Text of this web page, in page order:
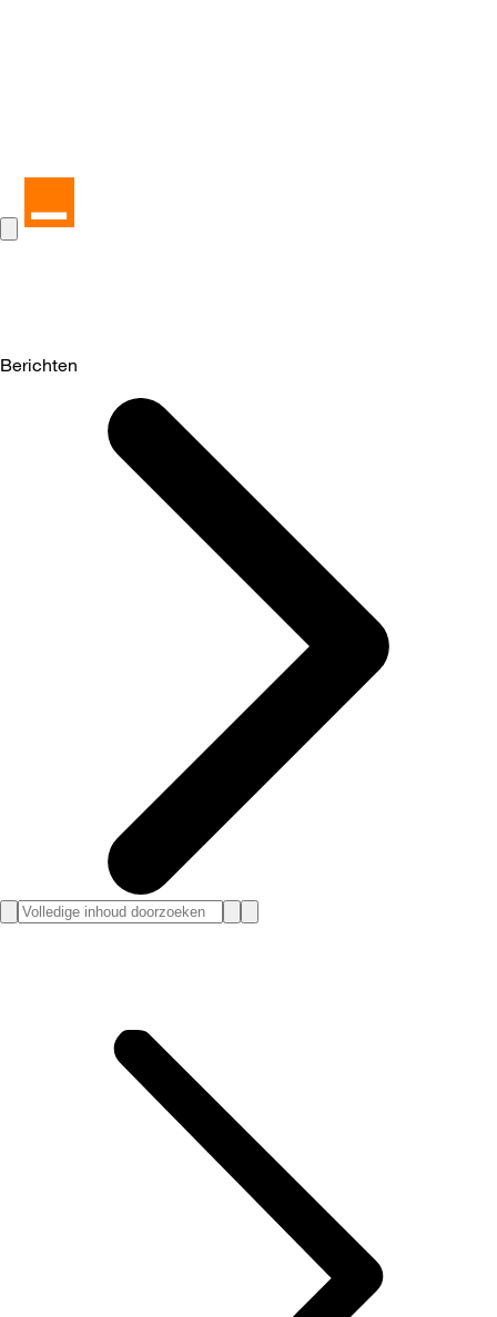
Berichten